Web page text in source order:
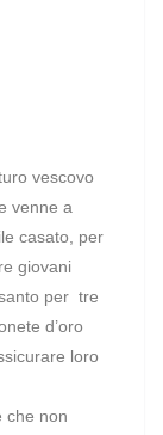
vescovo
venne a
casato, per
giovani
per tre
d’oro
loro
che non